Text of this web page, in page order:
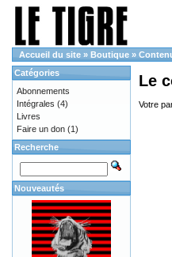
Accueil du site » Boutique »
Le
Votre
Catégories
Abonnements
Intégrales (4)
Livres
Faire un don (1)
Recherche
Nouveautés